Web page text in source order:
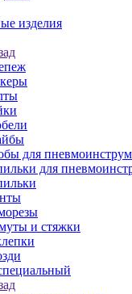
изделия
для
для
и стяжки